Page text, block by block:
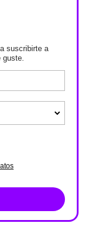
suscribirte a
guste.